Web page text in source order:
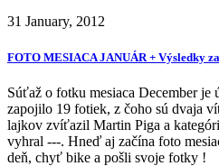
31 January, 2012
FOTO MESIACA JANUÁR + Výsledky
Súťaž o fotku mesiaca December je
zapojilo 19 fotiek, z čoho sú dvaja
lajkov zvíťazil Martin Piga a
vyhral ---. Hneď aj začína foto
deň, chyť bike a pošli svoje fotky !